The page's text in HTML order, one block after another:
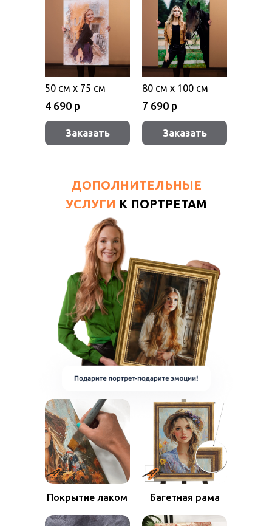
50 см х 75 см
4 690 р
80 см х 100 см
Заказать
7 690 р
Заказать
ДОПОЛНИТЕЛЬНЫЕ
УСЛУГИ К ПОРТРЕТАМ
Покрытие лаком Багетная рама